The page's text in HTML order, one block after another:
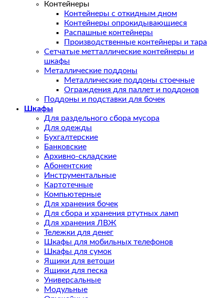
Контейнеры
Контейнеры с откидным дном
Контейнеры опрокидывающиеся
Распашные контейнеры
Производственные контейнеры и тара
Сетчатые метталлические контейнеры и
шкафы
Металлические поддоны
Металлические поддоны стоечные
Ограждения для паллет и поддонов
Поддоны и подставки для бочек
Шкафы
Для раздельного сбора мусора
Для одежды
Бухгалтерские
Банковские
Архивно-складские
Абонентские
Инструментальные
Картотечные
Компьютерные
Для хранения бочек
Для сбора и хранения ртутных ламп
Для хранения ЛВЖ
Тележки для денег
Шкафы для мобильных телефонов
Шкафы для сумок
Ящики для ветоши
Ящики для песка
Универсальные
Модульные